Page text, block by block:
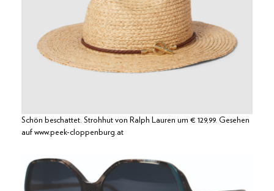
Schön beschattet. Strohhut von Ralph Lauren um € 129,99. Gesehen
auf www.peek-cloppenburg.at